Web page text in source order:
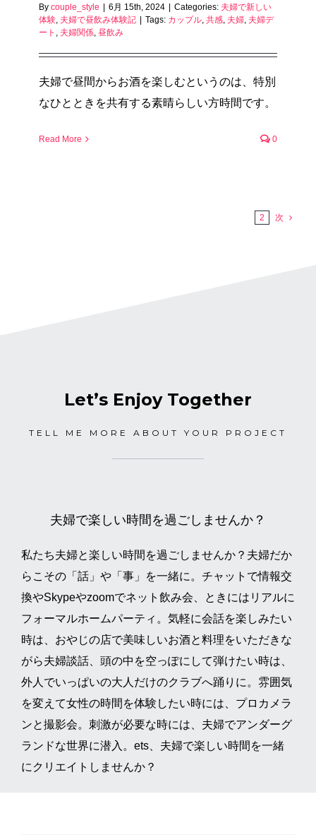
By couple_style 6月 15th, 2024 Categories: 夫婦で新しい
体験, 夫婦で昼飲み体験記 Tags: カップル, 共感, 夫婦, 夫婦デ
ート , 夫婦関係, 昼飲み
夫婦で昼間からお酒を楽しむというのは、特別
なひとときを共有する素晴らしい方時間です。
Read More 0
2 次
Let’s Enjoy Together
TELL ME MORE ABOUT YOUR PROJECT
夫婦で楽しい時間を過ごしませんか？
私たち夫婦と楽しい時間を過ごしませんか？夫婦だか
らこその「話」や「事」を一緒に。チャットで情報交
換やSkypeやzoomでネット飲み会、ときにはリアルに
フォーマルホームパーティ。気軽に会話を楽しみたい
時は、おやじの店で美味しいお酒と料理をいただきな
がら夫婦談話、頭の中を空っぽにして弾けたい時は、
外人でいっぱいの大人だけのクラブへ踊りに。雰囲気
を変えて女性の時間を体験したい時には、プロカメラ
ンと撮影会。刺激が必要な時には、夫婦でアンダーグ
ランドな世界に潜入。ets、夫婦で楽しい時間を一緒
にクリエイトしませんか？